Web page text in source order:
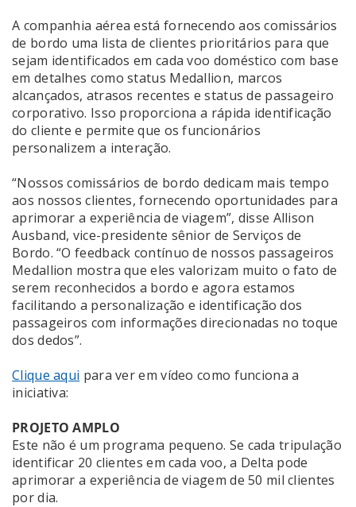
A companhia aérea está fornecendo aos comissários
de bordo uma lista de clientes prioritários para que
sejam identificados em cada voo doméstico com base
em detalhes como status Medallion, marcos
alcançados, atrasos recentes e status de passageiro
corporativo. Isso proporciona a rápida identificação
do cliente e permite que os funcionários
personalizem a interação.
“Nossos comissários de bordo dedicam mais tempo
aos nossos clientes, fornecendo oportunidades para
aprimorar a experiência de viagem”, disse Allison
Ausband, vice-presidente sênior de Serviços de
Bordo. “O feedback contínuo de nossos passageiros
Medallion mostra que eles valorizam muito o fato de
serem reconhecidos a bordo e agora estamos
facilitando a personalização e identificação dos
passageiros com informações direcionadas no toque
dos dedos”.
Clique aqui para ver em vídeo como funciona a
iniciativa:
PROJETO AMPLO
Este não é um programa pequeno. Se cada tripulação
identificar 20 clientes em cada voo, a Delta pode
aprimorar a experiência de viagem de 50 mil clientes
por dia.